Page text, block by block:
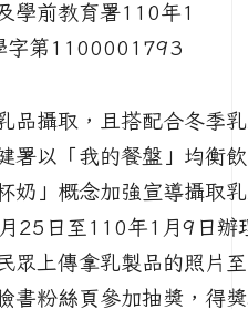
學前教育署110年1
字第1100001793
品攝取，且搭配合冬季
署以「我的餐盤」均衡
奶」概念加強宣導攝取
25日至110年1月9日辦
眾上傳拿乳製品的照片至
書粉絲頁參加抽獎，得